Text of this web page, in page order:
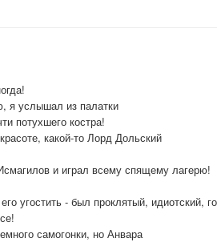
я услышал из палатки
потухшего костра!
какой-то Лорд Дольский
и играл всему спящему лагерю!
угостить - был проклятый, идиотский,
самогонки, но Анвара